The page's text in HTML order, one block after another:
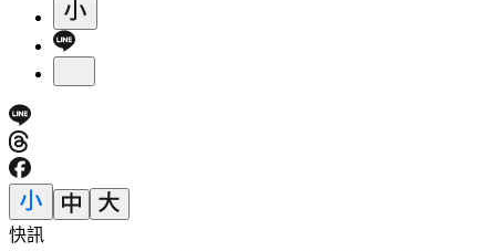
快訊